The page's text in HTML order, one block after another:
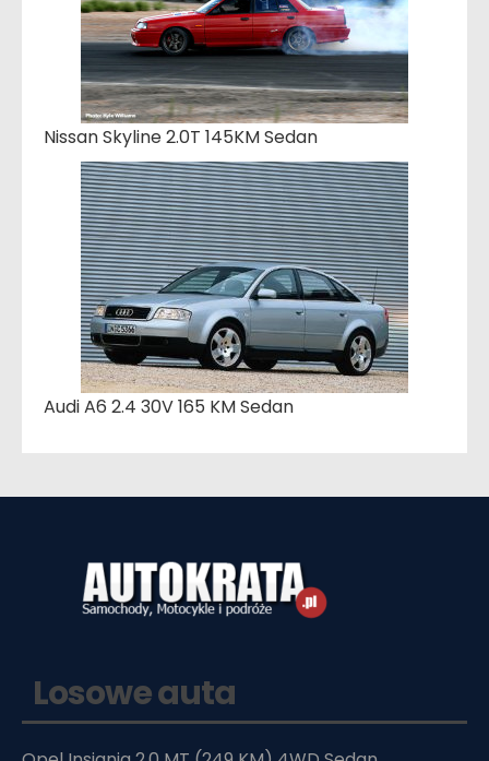
Nissan Skyline 2.0T 145KM Sedan
Audi A6 2.4 30V 165 KM Sedan
Losowe auta